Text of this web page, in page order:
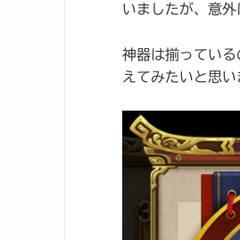
いましたが、意外
神器は揃ってい
えてみたいと思い